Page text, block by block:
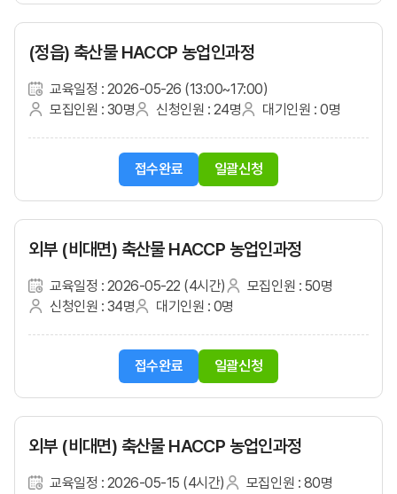
(정읍) 축산물 HACCP 농업인과정
교육일정 : 2026-05-26 (13:00~17:00)
모집인원 : 30명
신청인원 : 24명 대기인원 : 0명
접수완료 일괄신청
외부 (비대면) 축산물 HACCP 농업인과정
교육일정 : 2026-05-22 (4시간)
모집인원 : 50명
신청인원 : 34명
대기인원 : 0명
접수완료 일괄신청
외부 (비대면) 축산물 HACCP 농업인과정
교육일정 : 2026-05-15 (4시간)
모집인원 : 80명